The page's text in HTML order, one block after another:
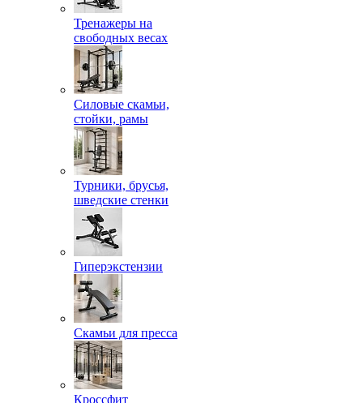
Тренажеры на
свободных весах
Силовые скамьи,
стойки, рамы
Турники, брусья,
шведские стенки
Гиперэкстензии
Скамьи для пресса
Кроссфит